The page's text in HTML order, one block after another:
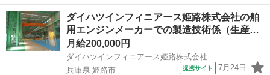
及び管理業務 …
埼玉 本庄市 施工管理
ダイハツインフィニアース姫路株式会社の舶
用エンジンメーカーでの製造技術係（生産…
月給200,000円
ダイハツインフィニアース姫路株式会社
兵庫県 姫路市
提携サイト 7月24日